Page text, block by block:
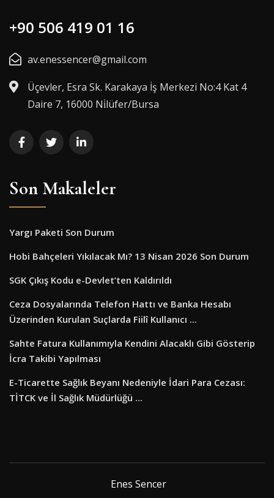
+90 506 419 01 16
av.enessencer@gmail.com
Üçevler, Esra Sk. Karakaya İş Merkezi No:4 Kat 4
Daire 7, 16000 Ni̇lüfer/Bursa
Son Makaleler
Yargı Paketi Son Durum
Hobi Bahçeleri Yıkılacak Mı? 13 Nisan 2026 Son Durum
SGK Çıkış Kodu e-Devlet’ten Kaldırıldı
Ceza Dosyalarında Telefon Hattı ve Banka Hesabı
Üzerinden Kurulan Suçlarda Fiilî Kullanıcı ...
Sahte Fatura Kullanımıyla Kendini Alacaklı Gibi Gösterip
İcra Takibi Yapılması
E-Ticarette Sağlık Beyanı Nedeniyle İdari Para Cezası:
TİTCK ve İl Sağlık Müdürlüğü ...
Enes Sencer